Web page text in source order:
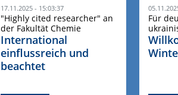
17.11.2025 - 15:03:37
"Highly cited researcher" an
der Fakultät Chemie
International
einflussreich und
beachtet
Für